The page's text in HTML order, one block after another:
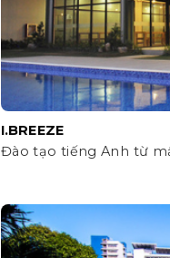
I.BREEZE
Đào tạo tiếng Anh từ